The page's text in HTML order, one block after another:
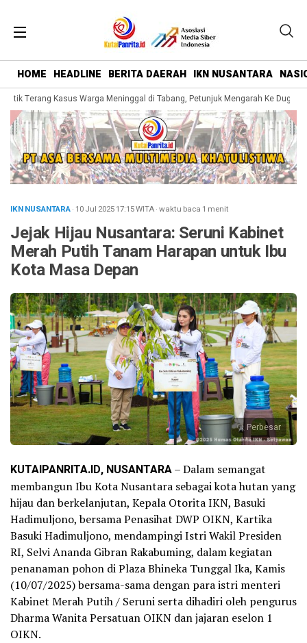
HOME HEADLINE BERITA DAERAH IKN NUSANTARA
Terang Kasus Warga Meninggal di Tabang, Petunjuk Mengarah Ke Dugaan
IKN NUSANTARA· 10 Jul 202517:15WITA·waktu baca 1 menit
Jejak Hijau Nusantara: Seruni Kabinet
Merah Putih Tanam Harapan untuk Ibu
Kota Masa Depan
Perbesar
KUTAIPANRITA.ID, NUSANTARA– Dalam semangat
membangun Ibu Kota Nusantara sebagai kota hutan yang
hijau dan berkelanjutan, Kepala Otorita IKN, Basuki
Hadimuljono, bersama Penasihat DWP OIKN, Kartika
Basuki Hadimuljono, mendampingi Istri Wakil Presiden
RI, Selvi Ananda Gibran Rakabuming, dalam kegiatan
penanaman pohon di Plaza Bhineka Tunggal Ika, Kamis
(10/07/2025) bersama-sama dengan para istri menteri
Kabinet Merah Putih / Seruni serta dihadiri oleh pengurus
Dharma Wanita Persatuan OIKN dan jajaran eselon 1
OIKN.